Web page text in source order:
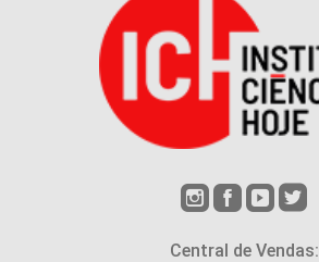
Central de Vendas: